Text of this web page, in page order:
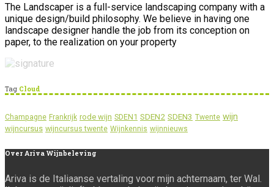
The Landscaper is a full-service landscaping company with a
unique design/build philosophy. We believe in having one
landscape designer handle the job from its conception on
paper, to the realization on your property
Tag Cloud
Champagne Frankrijk rode wijn SDEN1 SDEN2 SDEN3 Twente wijn
wijncursus wijncursus twente Wijnkennis wijnnieuws
Over Ariva Wijnbeleving
Ariva is de Italiaanse vertaling voor mijn achternaam, ter Wal.